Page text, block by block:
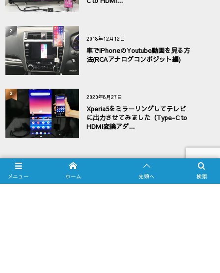
2018年12月12日
車でiPhoneのYoutube動画を見る方
法(RCAアナログコンポジット編)
2
2020年8月27日
Xperia5をミラーリングしてテレビ
に出力させてみました（Type-C to
HDMI変換アダ...
3
メニュー 検索
ホーム 先頭へ